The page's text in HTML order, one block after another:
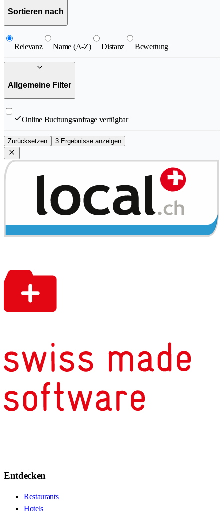
Sortieren nach
Relevanz Name (A-Z) Distanz Bewertung
Allgemeine Filter
Online Buchungsanfrage verfügbar
Zurücksetzen 3 Ergebnisse anzeigen
Entdecken
Restaurants
Hotels